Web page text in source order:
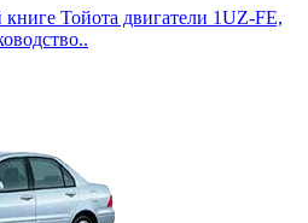
Тойота двигатели 1UZ-FE,